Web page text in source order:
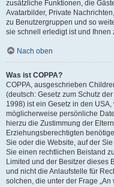
zusätzliche Funktionen, die
Avatarbilder, Private
zu Benutzergruppen und so
sie schnell erledigt ist und Ihnen
Nach oben
Was ist COPPA?
COPPA, ausgeschrieben
(deutsch: Gesetz zum Schutz
1998) ist ein Gesetz in den
möglicherweise persönliche
hierzu die Zustimmung der
Erziehungsberechtigten
Sie oder die Website, auf der
Sie einen rechtlichen Beistand
Limited und der Besitzer dieses
und nicht die Anlaufstelle für
solchen, die unter der Frage